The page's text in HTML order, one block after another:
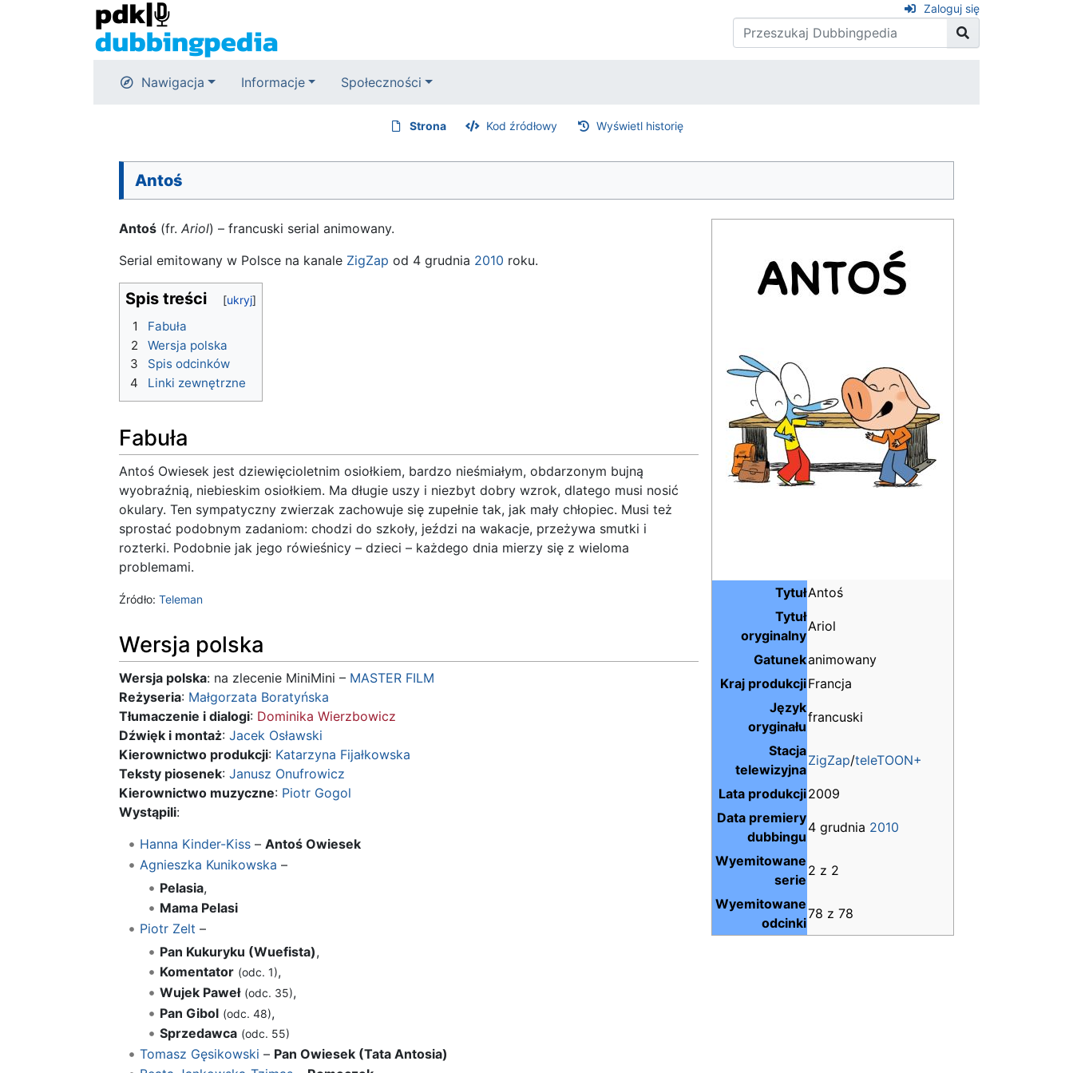
Zaloguj się
Nawigacja Informacje Społeczności
Strona Kod źródłowy Wyświetl historię
Antoś
TytułAntoś
Tytuł
oryginalny
Ariol
Gatunekanimowany
Kraj produkcjiFrancja
Język
oryginału
francuski
Stacja
telewizyjna
ZigZap/teleTOON+
Lata produkcji2009
Data premiery
dubbingu
4 grudnia 2010
Wyemitowane
serie
2 z 2
Wyemitowane
odcinki
78 z 78
Antoś (fr. Ariol) – francuski serial animowany.
Serial emitowany w Polsce na kanale ZigZap od 4 grudnia 2010 roku.
Spis treści
1
Fabuła
2
Wersja polska
3
Spis odcinków
4
Linki zewnętrzne
Fabuła
Antoś Owiesek jest dziewięcioletnim osiołkiem, bardzo nieśmiałym, obdarzonym bujną
wyobraźnią, niebieskim osiołkiem. Ma długie uszy i niezbyt dobry wzrok, dlatego musi nosić
okulary. Ten sympatyczny zwierzak zachowuje się zupełnie tak, jak mały chłopiec. Musi też
sprostać podobnym zadaniom: chodzi do szkoły, jeździ na wakacje, przeżywa smutki i
rozterki. Podobnie jak jego rówieśnicy – dzieci – każdego dnia mierzy się z wieloma
problemami.
Źródło: Teleman
Wersja polska
Wersja polska: na zlecenie MiniMini – MASTER FILM
Reżyseria: Małgorzata Boratyńska
Tłumaczenie i dialogi: Dominika Wierzbowicz
Dźwięk i montaż: Jacek Osławski
Kierownictwo produkcji: Katarzyna Fijałkowska
Teksty piosenek: Janusz Onufrowicz
Kierownictwo muzyczne: Piotr Gogol
Wystąpili:
Hanna Kinder-Kiss– Antoś Owiesek
Agnieszka Kunikowska –
Pelasia,
Mama Pelasi
Piotr Zelt –
Pan Kukuryku (Wuefista),
Komentator (odc. 1),
Wujek Paweł (odc. 35),
Pan Gibol (odc. 48),
Sprzedawca (odc. 55)
Tomasz Gęsikowski – Pan Owiesek (Tata Antosia)